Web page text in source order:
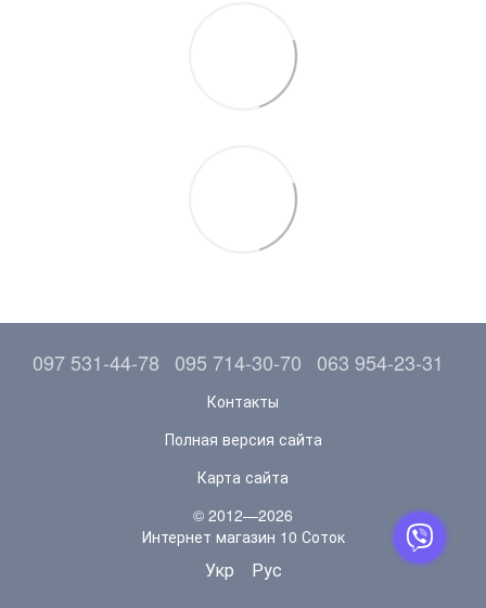
097 531-44-78 095 714-30-70 063 954-23-31
Контакты
Полная версия сайта
Карта сайта
© 2012—2026
Интернет магазин 10 Соток
Укр Рус